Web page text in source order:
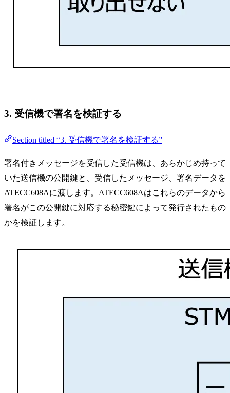
3. 受信機で署名を検証する
Section titled “3. 受信機で署名を検証する”
署名付きメッセージを受信した受信機は、あらかじめ持って
いた送信機の公開鍵と、受信したメッセージ、署名データを
ATECC608Aに渡します。ATECC608Aはこれらのデータから
署名がこの公開鍵に対応する秘密鍵によって発行されたもの
かを検証します。